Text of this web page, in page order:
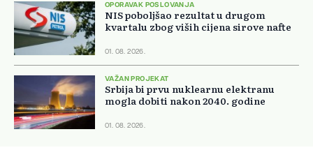
OPORAVAK POSLOVANJA
NIS poboljšao rezultat u drugom
kvartalu zbog viših cijena sirove nafte
01. 08. 2026.
VAŽAN PROJEKAT
Srbija bi prvu nuklearnu elektranu
mogla dobiti nakon 2040. godine
01. 08. 2026.